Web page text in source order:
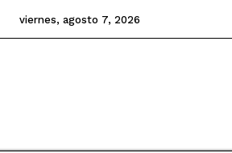
viernes, agosto 7, 2026